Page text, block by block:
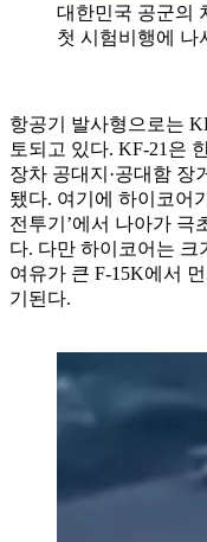
대한민국 공군의
첫 시험비행에 나
항공기 발사형으로는
토되고 있다. KF-21은
장차 공대지·공대함 장
됐다. 여기에 하이코어
전투기’에서 나아가 극
다. 다만 하이코어는 크
여유가 큰 F-15K에서
기된다.